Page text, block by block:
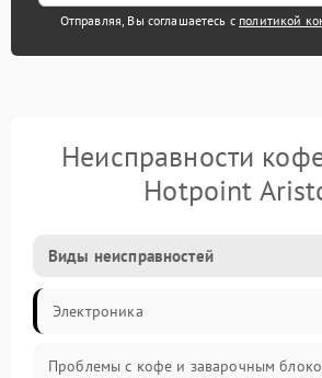
Отправляя, Вы соглашаетесь с политикой
Неисправности
Hotpoint
Виды неисправностей
Электроника
Проблемы с кофе и заварочным